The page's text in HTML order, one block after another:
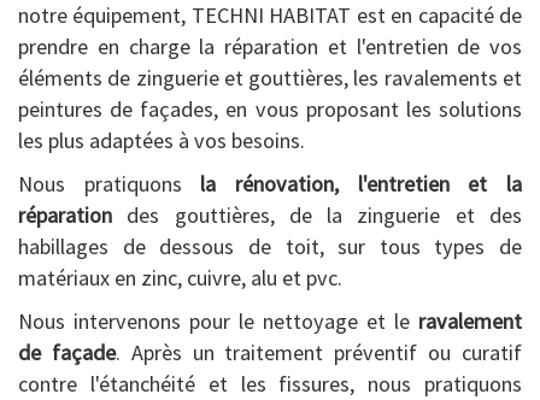
notre équipement, TECHNI HABITAT est en capacité de
prendre en charge la réparation et l'entretien de vos
éléments de zinguerie et gouttières, les ravalements et
peintures de façades, en vous proposant les solutions
les plus adaptées à vos besoins.
Nous pratiquons la rénovation, l'entretien et la
réparation des gouttières, de la zinguerie et des
habillages de dessous de toit, sur tous types de
matériaux en zinc, cuivre, alu et pvc.
Nous intervenons pour le nettoyage et le ravalement
de façade. Après un traitement préventif ou curatif
contre l'étanchéité et les fissures, nous pratiquons